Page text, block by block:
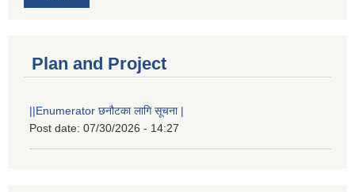
Plan and Project
||Enumerator छनौटका लागि सूचना |
Post date: 07/30/2026 - 14:27